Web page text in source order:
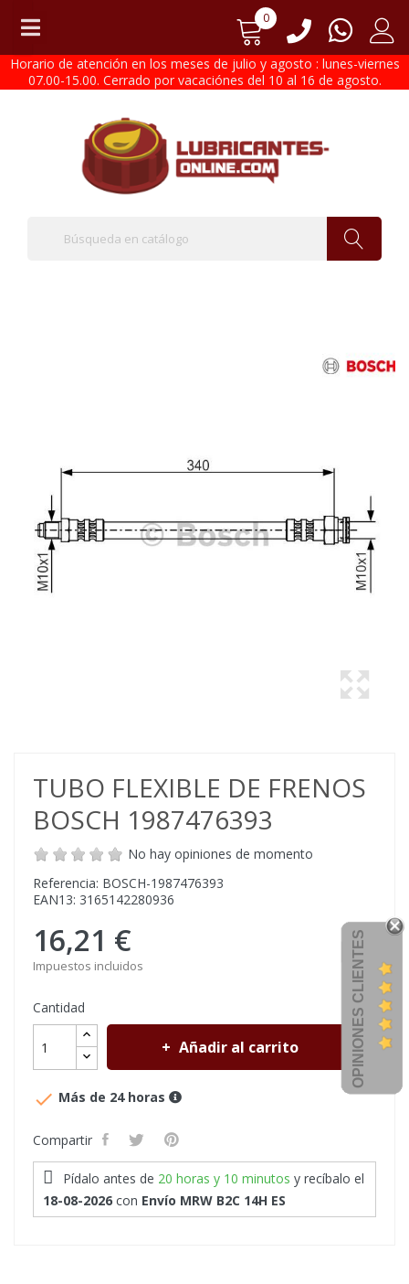
0
Horario de atención en los meses de julio y agosto : lunes-viernes
07.00-15.00. Cerrado por vacaciónes del 10 al 16 de agosto.
TUBO FLEXIBLE DE FRENOS
BOSCH 1987476393
No hay opiniones de momento
Referencia: BOSCH-1987476393
EAN13: 3165142280936
16,21 €
Impuestos incluidos
Cantidad
Añadir al carrito
 Más de 24 horas
Compartir
Pídalo antes de 20 horas y 10 minutos y recíbalo el
18-08-2026 con Envío MRW B2C 14H ES
OPINIONES CLIENTES